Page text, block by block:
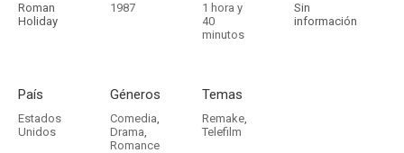
Roman
Holiday
1987
1 hora y
40
minutos
Sin
información
País
Estados
Unidos
Géneros
Comedia,
Drama,
Romance
Temas
Remake,
Telefilm